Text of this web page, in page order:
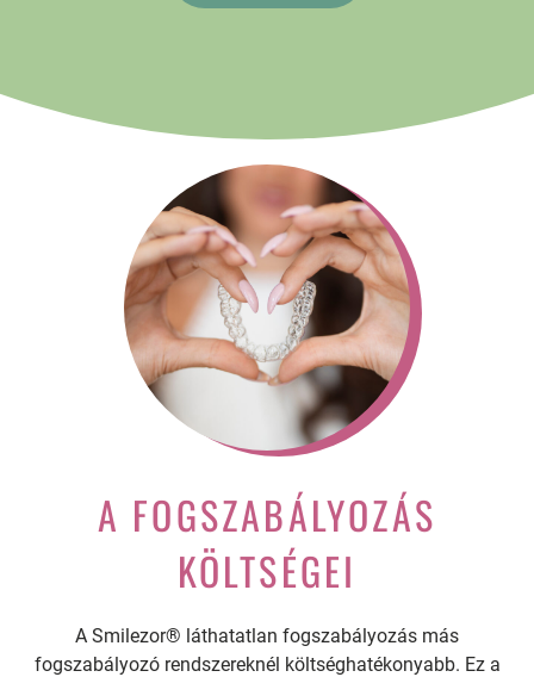
A FOGSZABÁLYOZÁS
KÖLTSÉGEI
A Smilezor® láthatatlan fogszabályozás más
fogszabályozó rendszereknél költséghatékonyabb. Ez a